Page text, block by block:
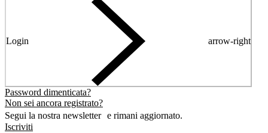
Login arrow-right
Password dimenticata?
Non sei ancora registrato?
Segui la nostra newsletter e rimani aggiornato.
Iscriviti